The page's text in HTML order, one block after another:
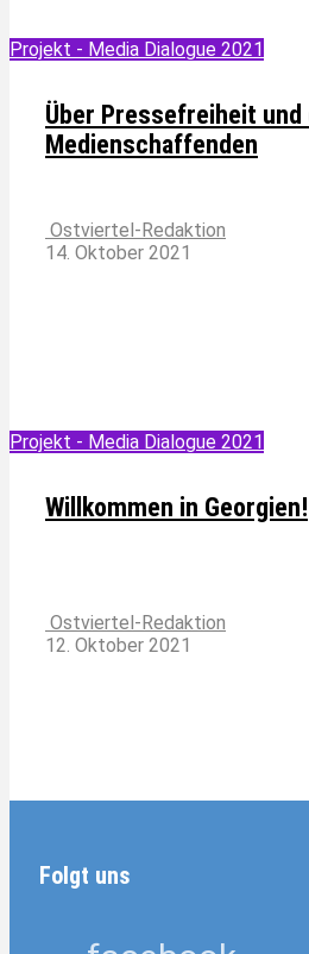
Projekt - Media Dialogue 2021
Über Pressefreiheit und
Medienschaffenden
Ostviertel-Redaktion
14. Oktober 2021
Projekt - Media Dialogue 2021
Willkommen in Georgien!
Ostviertel-Redaktion
12. Oktober 2021
Folgt uns